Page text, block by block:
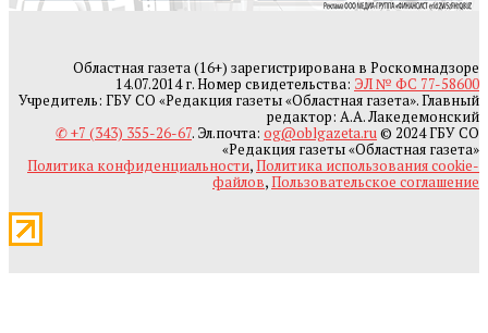
Областная газета (16+) зарегистрирована в Роскомнадзоре
14.07.2014 г. Номер свидетельства: ЭЛ № ФС 77-58600
Учредитель: ГБУ СО «Редакция газеты «Областная газета». Главный
редактор: А.А. Лакедемонский
✆ +7 (343) 355-26-67. Эл.почта: og@oblgazeta.ru© 2024 ГБУ СО
«Редакция газеты «Областная газета»
Политика конфиденциальности,Политика использования cookie-
файлов,Пользовательское соглашение